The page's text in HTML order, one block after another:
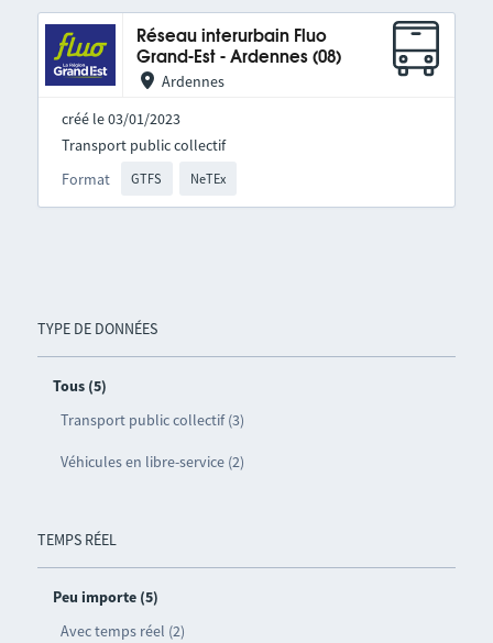
TYPE DE DONNÉES
Tous (5)
Transport public collectif (3)
Véhicules en libre-service (2)
TEMPS RÉEL
Peu importe (5)
Avec temps réel (2)
Réseau interurbain Fluo
Grand-Est - Ardennes (08)
Ardennes
créé le 03/01/2023
Format GTFS NeTEx
Transport public collectif